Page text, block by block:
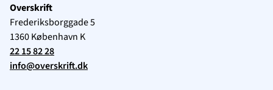
Overskrift
Frederiksborggade 5
1360København K
22 15 82 28
info@overskrift.dk